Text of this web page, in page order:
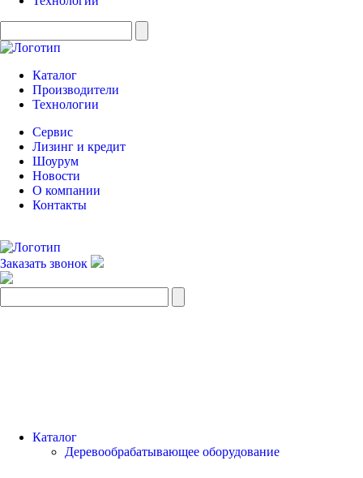
Каталог
Производители
Технологии
Сервис
Лизинг и кредит
Шоурум
Новости
О компании
Контакты
Заказать звонок
Каталог
Деревообрабатывающее оборудование